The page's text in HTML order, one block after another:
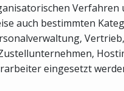
Verfahren
auch bestimmten
eingesetzt